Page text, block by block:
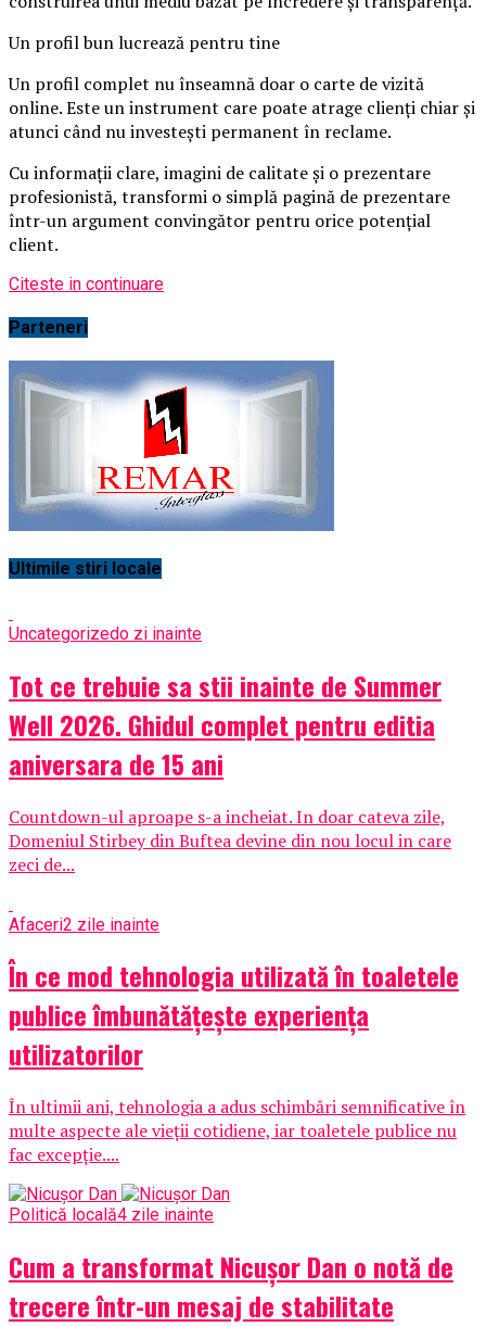
Un profil bun lucrează pentru tine
Un profil complet nu înseamnă doar o carte de vizită
online. Este un instrument care poate atrage clienți chiar și
atunci când nu investești permanent în reclame.
Cu informații clare, imagini de calitate și o prezentare
profesionistă, transformi o simplă pagină de prezentare
într-un argument convingător pentru orice potențial
client.
Citeste in continuare
Parteneri
Ultimile stiri locale
Uncategorizedo zi inainte
Tot ce trebuie sa stii inainte de Summer
Well 2026. Ghidul complet pentru editia
aniversara de 15 ani
Countdown-ul aproape s-a incheiat. In doar cateva zile,
Domeniul Stirbey din Buftea devine din nou locul in care
zeci de...
Afaceri2 zile inainte
În ce mod tehnologia utilizată în toaletele
publice îmbunătățește experiența
utilizatorilor
În ultimii ani, tehnologia a adus schimbări semnificative în
multe aspecte ale vieții cotidiene, iar toaletele publice nu
fac excepție....
Politică locală4 zile inainte
Cum a transformat Nicușor Dan o notă de
trecere într-un mesaj de stabilitate